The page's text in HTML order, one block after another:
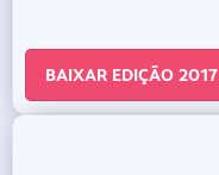
BAIXAR EDIÇÃO 2017